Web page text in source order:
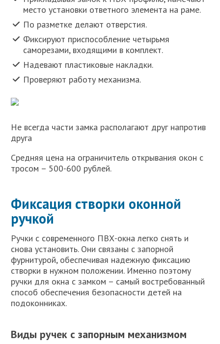
место установки ответного элемента на раме.
По разметке делают отверстия.
Фиксируют приспособление четырьмя
саморезами, входящими в комплект.
Надевают пластиковые накладки.
Проверяют работу механизма.
Не всегда части замка располагают друг напротив
друга
Средняя цена на ограничитель открывания окон с
тросом – 500-600 рублей.
Фиксация створки оконной
ручкой
Ручки с современного ПВХ-окна легко снять и
снова установить. Они связаны с запорной
фурнитурой, обеспечивая надежную фиксацию
створки в нужном положении. Именно поэтому
ручки для окна с замком – самый востребованный
способ обеспечения безопасности детей на
подоконниках.
Виды ручек с запорным механизмом